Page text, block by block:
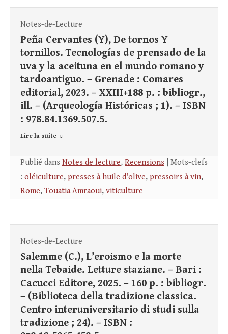
Notes-de-Lecture
Peña Cervantes (Y), De tornos Y
tornillos. Tecnologías de prensado de la
uva y la aceituna en el mundo romano y
tardoantiguo. – Grenade : Comares
editorial, 2023. – XXIII+188 p. : bibliogr.,
ill. – (Arqueología Históricas ; 1). – ISBN
: 978.84.1369.507.5.
Lire la suite
Publié dans Notes de lecture, Recensions | Mots-clefs
: oléiculture, presses à huile d'olive, pressoirs à vin,
Rome, Touatia Amraoui, viticulture
Notes-de-Lecture
Salemme (C.), L’eroismo e la morte
nella Tebaide. Letture staziane. – Bari :
Cacucci Editore, 2025. – 160 p. : bibliogr.
– (Biblioteca della tradizione classica.
Centro interuniversitario di studi sulla
tradizione ; 24). – ISBN :